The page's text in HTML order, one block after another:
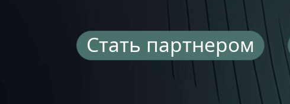
Стать партнером